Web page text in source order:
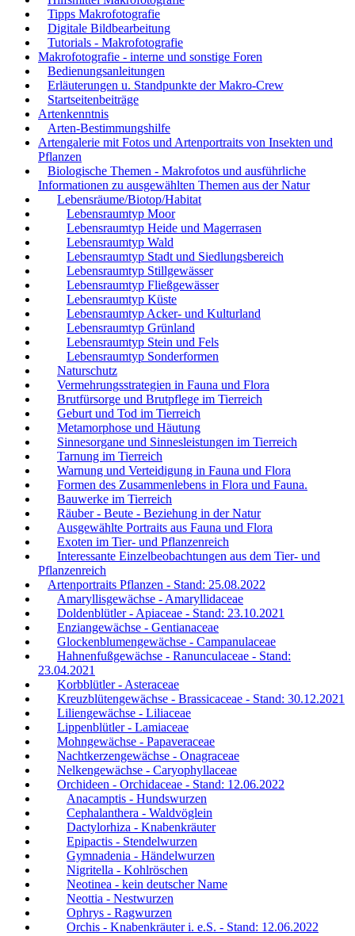
Tipps Makrofotografie
Digitale Bildbearbeitung
Tutorials - Makrofotografie
Makrofotografie - interne und sonstige Foren
Bedienungsanleitungen
Erläuterungen u. Standpunkte der Makro-Crew
Startseitenbeiträge
Artenkenntnis
Arten-Bestimmungshilfe
Artengalerie mit Fotos und Artenportraits von Insekten und
Pflanzen
Biologische Themen - Makrofotos und ausführliche
Informationen zu ausgewählten Themen aus der Natur
Lebensräume/Biotop/Habitat
Lebensraumtyp Moor
Lebensraumtyp Heide und Magerrasen
Lebensraumtyp Wald
Lebensraumtyp Stadt und Siedlungsbereich
Lebensraumtyp Stillgewässer
Lebensraumtyp Fließgewässer
Lebensraumtyp Küste
Lebensraumtyp Acker- und Kulturland
Lebensraumtyp Grünland
Lebensraumtyp Stein und Fels
Lebensraumtyp Sonderformen
Naturschutz
Vermehrungsstrategien in Fauna und Flora
Brutfürsorge und Brutpflege im Tierreich
Geburt und Tod im Tierreich
Metamorphose und Häutung
Sinnesorgane und Sinnesleistungen im Tierreich
Tarnung im Tierreich
Warnung und Verteidigung in Fauna und Flora
Formen des Zusammenlebens in Flora und Fauna.
Bauwerke im Tierreich
Räuber - Beute - Beziehung in der Natur
Ausgewählte Portraits aus Fauna und Flora
Exoten im Tier- und Pflanzenreich
Interessante Einzelbeobachtungen aus dem Tier- und
Pflanzenreich
Artenportraits Pflanzen - Stand: 25.08.2022
Amaryllisgewächse - Amaryllidaceae
Doldenblütler - Apiaceae - Stand: 23.10.2021
Enziangewächse - Gentianaceae
Glockenblumengewächse - Campanulaceae
Hahnenfußgewächse - Ranunculaceae - Stand:
23.04.2021
Korbblütler - Asteraceae
Kreuzblütengewächse - Brassicaceae - Stand: 30.12.2021
Liliengewächse - Liliaceae
Lippenblütler - Lamiaceae
Mohngewächse - Papaveraceae
Nachtkerzengewächse - Onagraceae
Nelkengewächse - Caryophyllaceae
Orchideen - Orchidaceae - Stand: 12.06.2022
Anacamptis - Hundswurzen
Cephalanthera - Waldvöglein
Dactylorhiza - Knabenkräuter
Epipactis - Stendelwurzen
Gymnadenia - Händelwurzen
Nigritella - Kohlröschen
Neotinea - kein deutscher Name
Neottia - Nestwurzen
Ophrys - Ragwurzen
Orchis - Knabenkräuter i. e.S. - Stand: 12.06.2022